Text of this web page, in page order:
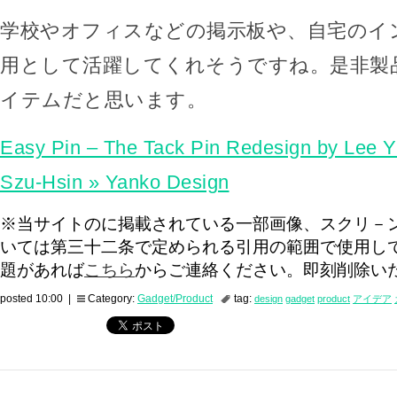
学校やオフィスなどの掲示板や、自宅の
用として活躍してくれそうですね。是非
イテムだと思います。
Easy Pin – The Tack Pin Redesign by Lee
Szu-Hsin » Yanko Design
※当サイトのに掲載されている一部画像、スクリ－
いては第三十二条で定められる引用の範囲で使用し
題があればこちらからご連絡ください。即刻削除い
posted 10:00 | Category: Gadget/Product tag: design gadget product アイデア